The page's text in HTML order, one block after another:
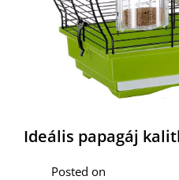
Ideális papagáj
Posted on